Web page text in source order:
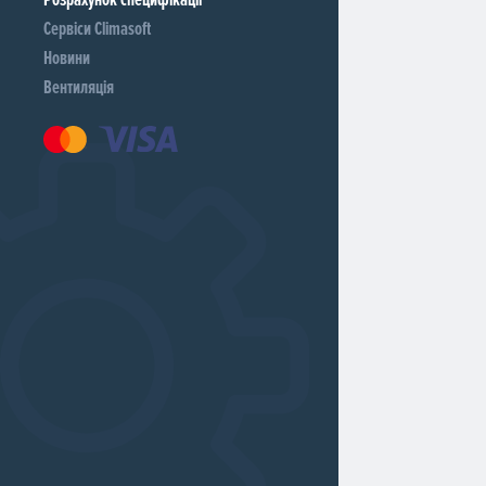
Сервіси Climasoft
Новини
Вентиляція